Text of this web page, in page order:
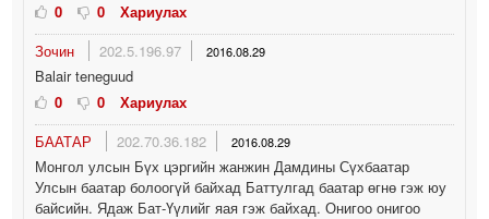
0
0
Хариулах
Зочин
202.5.196.97 2016.08.29
Balair teneguud
0
0
Хариулах
БААТАР
202.70.36.182 2016.08.29
Монгол улсын Бүх цэргийн жанжин Дамдины Сүхбаатар
Улсын баатар болоогүй байхад Баттулгад баатар өгнө гэж юу
байсийн. Ядаж Бат-Үүлийг яая гэж байхад. Онигоо онигоо